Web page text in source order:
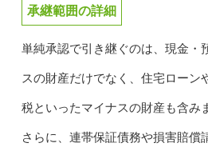
承継範囲の詳細
単純承認で引き継ぐのは、現金・
スの財産だけでなく、住宅ローン
税といったマイナスの財産も含み
さらに、連帯保証債務や損害賠償